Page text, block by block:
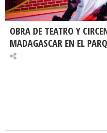
OBRA DE TEATRO Y
MADAGASCAR EN EL